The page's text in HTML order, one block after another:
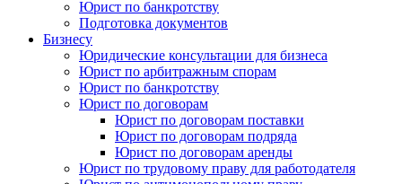
Юрист по банкротству
Подготовка документов
Бизнесу
Юридические консультации для бизнеса
Юрист по арбитражным спорам
Юрист по банкротству
Юрист по договорам
Юрист по договорам поставки
Юрист по договорам подряда
Юрист по договорам аренды
Юрист по трудовому праву для работодателя